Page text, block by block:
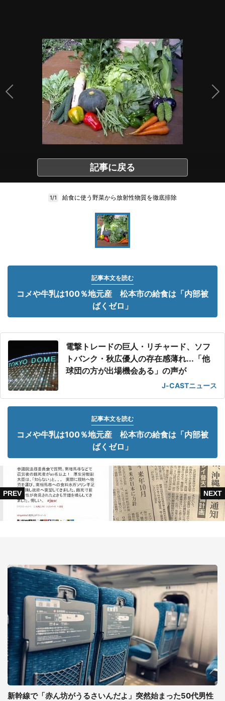
記事に戻る
1/1 給食に使う野菜から放射性物質を徹底排除
記事本文を読む
コメや牛乳は100％地元産 松本市の給食は「内部被
ばくゼロ」
電撃トレードの巨人・リチャード、ソフ
トバンク・秋広優人の存在感薄れ...「他
球団の方が出場機会ある」の声が
J-CASTニュース
記事本文を読む
コメや牛乳は100％地元産 松本市の給食は「内部被
ばくゼロ」
新幹線で「赤ん坊がうるさいんだよ」突然始まった50代男性